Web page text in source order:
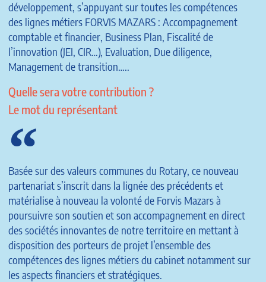
développement, s’appuyant sur toutes les compétences
des lignes métiers FORVIS MAZARS : Accompagnement
comptable et financier, Business Plan, Fiscalité de
l’innovation (JEI, CIR…), Evaluation, Due diligence,
Management de transition…..
Quelle sera votre contribution ?
Le mot du représentant
Basée sur des valeurs communes du Rotary, ce nouveau
partenariat s’inscrit dans la lignée des précédents et
matérialise à nouveau la volonté de Forvis Mazars à
poursuivre son soutien et son accompagnement en direct
des sociétés innovantes de notre territoire en mettant à
disposition des porteurs de projet l’ensemble des
compétences des lignes métiers du cabinet notamment sur
les aspects financiers et stratégiques.